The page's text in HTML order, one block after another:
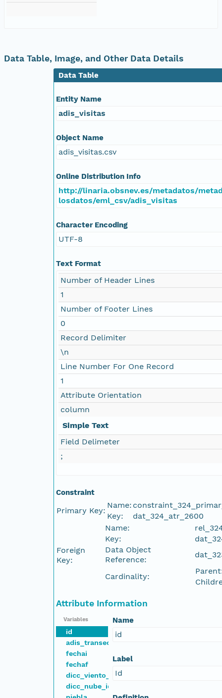
Data Table, Image, and Other Data Details
Data Table
Entity Name
adis_visitas
Object Name
adis_visitas.csv
Online Distribution Info
http://linaria.obsnev.es/metadatos/
losdatos/eml_csv/adis_visitas
Character Encoding
UTF-8
Text Format
Number of Header Lines
1
Number of Footer Lines
0
Record Delimiter
\n
Line Number For One Record
1
Attribute Orientation
column
Simple Text
Field Delimeter
;
Constraint
Primary Key:
Name:
Key:
dat_324_atr_2600
Foreign
Key:
Name:
Key:
Data Object
Reference:
Cardinality:
Attribute Information
Variables
id
adis_transecto_id
fechai
fechaf
dicc_viento_id
dicc_nube_id
Name
id
Label
Id